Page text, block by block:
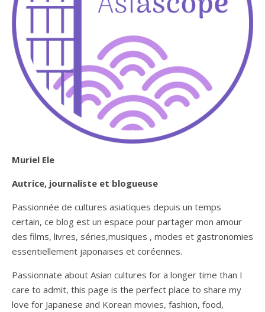
Muriel Ele
Autrice, journaliste et blogueuse
Passionnée de cultures asiatiques depuis un temps
certain, ce blog est un espace pour partager mon amour
des films, livres, séries,musiques , modes et gastronomies
essentiellement japonaises et coréennes.
Passionnate about Asian cultures for a longer time than I
care to admit, this page is the perfect place to share my
love for Japanese and Korean movies, fashion, food,